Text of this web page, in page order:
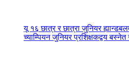
यू १६ छात्र र छात्रा जुनियर
च्याम्पियन जुनियर प्रशिक्षकद्वय बस्नेत